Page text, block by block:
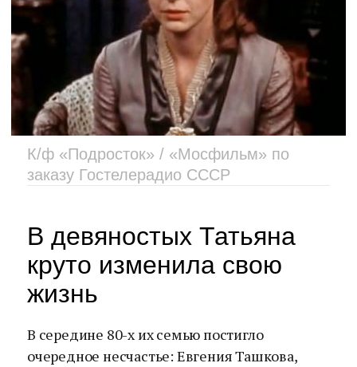
К/ф «Подросток» / «Мосфильм» по
заказу Гостелерадио СССР
В девяностых Татьяна
круто изменила свою
жизнь
В середине 80-х их семью постигло
очередное несчастье: Евгения Ташкова,